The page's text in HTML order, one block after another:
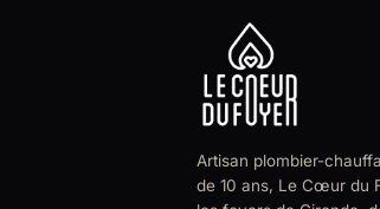
Artisan plombier-
de 10 ans, Le Cœur du